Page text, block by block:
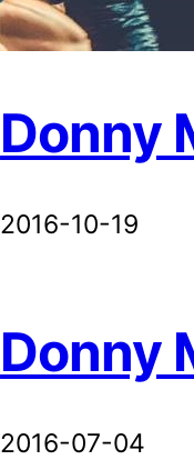
Donny
2016-10-19
Donny
2016-07-04